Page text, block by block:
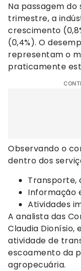
Na passagem
trimestre, a
crescimento
(0,4%). O
representam o
praticamente
Observando o
dentro dos
Transporte,
Informação
Atividades
A analista das
Claudia Dionísio,
atividade de
escoamento da
agropecuária.